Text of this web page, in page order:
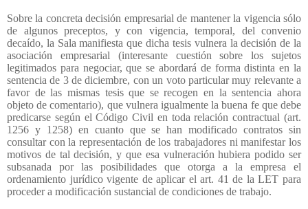
Sobre la concreta decisión empresarial de mantener la vigencia sólo
de algunos preceptos, y con vigencia, temporal, del convenio
decaído, la Sala manifiesta que dicha tesis vulnera la decisión de la
asociación empresarial (interesante cuestión sobre los sujetos
legitimados para negociar, que se abordará de forma distinta en la
sentencia de 3 de diciembre, con un voto particular muy relevante a
favor de las mismas tesis que se recogen en la sentencia ahora
objeto de comentario), que vulnera igualmente la buena fe que debe
predicarse según el Código Civil en toda relación contractual (art.
1256 y 1258) en cuanto que se han modificado contratos sin
consultar con la representación de los trabajadores ni manifestar los
motivos de tal decisión, y que esa vulneración hubiera podido ser
subsanada por las posibilidades que otorga a la empresa el
ordenamiento jurídico vigente de aplicar el art. 41 de la LET para
proceder a modificación sustancial de condiciones de trabajo.